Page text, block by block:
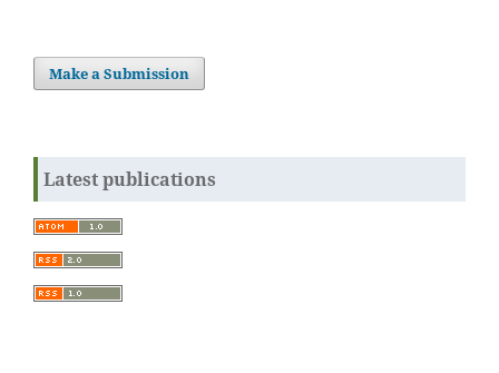
Make a Submission
Latest publications